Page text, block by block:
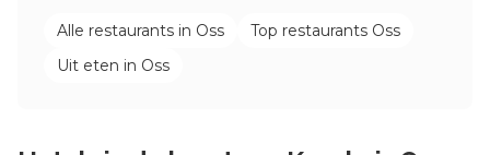
Alle restaurants in Oss Top restaurants Oss
Uit eten in Oss